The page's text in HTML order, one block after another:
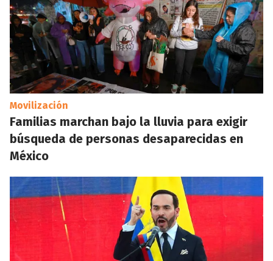
Movilización
Familias marchan bajo la lluvia para exigir
búsqueda de personas desaparecidas en
México